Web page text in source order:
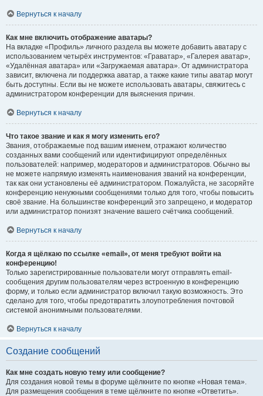
Вернуться к началу
Как мне включить отображение аватары?
На вкладке «Профиль» личного раздела вы можете добавить аватару с
использованием четырёх инструментов: «Граватар», «Галерея аватар»,
«Удалённая аватара» или «Загружаемая аватара». От администратора
зависит, включена ли поддержка аватар, а также какие типы аватар могут
быть доступны. Если вы не можете использовать аватары, свяжитесь с
администратором конференции для выяснения причин.
Вернуться к началу
Что такое звание и как я могу изменить его?
Звания, отображаемые под вашим именем, отражают количество
созданных вами сообщений или идентифицируют определённых
пользователей: например, модераторов и администраторов. Обычно вы
не можете напрямую изменять наименования званий на конференции,
так как они установлены её администратором. Пожалуйста, не засоряйте
конференцию ненужными сообщениями только для того, чтобы повысить
своё звание. На большинстве конференций это запрещено, и модератор
или администратор понизят значение вашего счётчика сообщений.
Вернуться к началу
Когда я щёлкаю по ссылке «email», от меня требуют войти на
конференцию!
Только зарегистрированные пользователи могут отправлять email-
сообщения другим пользователям через встроенную в конференцию
форму, и только если администратор включил такую возможность. Это
сделано для того, чтобы предотвратить злоупотребления почтовой
системой анонимными пользователями.
Вернуться к началу
Создание сообщений
Как мне создать новую тему или сообщение?
Для создания новой темы в форуме щёлкните по кнопке «Новая тема».
Для размещения сообщения в теме щёлкните по кнопке «Ответить».